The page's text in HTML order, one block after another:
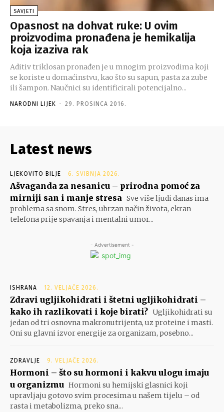
SAVJETI
Opasnost na dohvat ruke: U ovim
proizvodima pronađena je hemikalija
koja izaziva rak
Aditiv triklosan pronađen je u mnogim proizvodima koji
se koriste u domaćinstvu, kao što su sapun, pasta za zube
ili šampon. Naučnici su identificirali potencijalno...
NARODNI LIJEK - 29. PROSINCA 2016.
Latest news
LJEKOVITO BILJE 6. SVIBNJA 2026.
Ašvaganda za nesanicu – prirodna pomoć za
mirniji san i manje stresa Sve više ljudi danas ima
problema sa snom. Stres, ubrzan način života, ekran
telefona prije spavanja i mentalni umor...
- Advertisement -
ISHRANA 12. VELJAČE 2026.
Zdravi ugljikohidrati i štetni ugljikohidrati –
kako ih razlikovati i koje birati? Ugljikohidrati su
jedan od tri osnovna makronutrijenta, uz proteine i masti.
Oni su glavni izvor energije za organizam, posebno...
ZDRAVLJE 9. VELJAČE 2026.
Hormoni – što su hormoni i kakvu ulogu imaju
u organizmu Hormoni su hemijski glasnici koji
upravljaju gotovo svim procesima u našem tijelu – od
rasta i metabolizma, preko sna...